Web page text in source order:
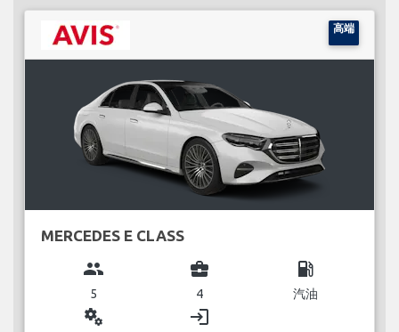
高端
MERCEDES E CLASS
group
5
business_center
4
local_gas_station
汽油
miscellaneous_services login